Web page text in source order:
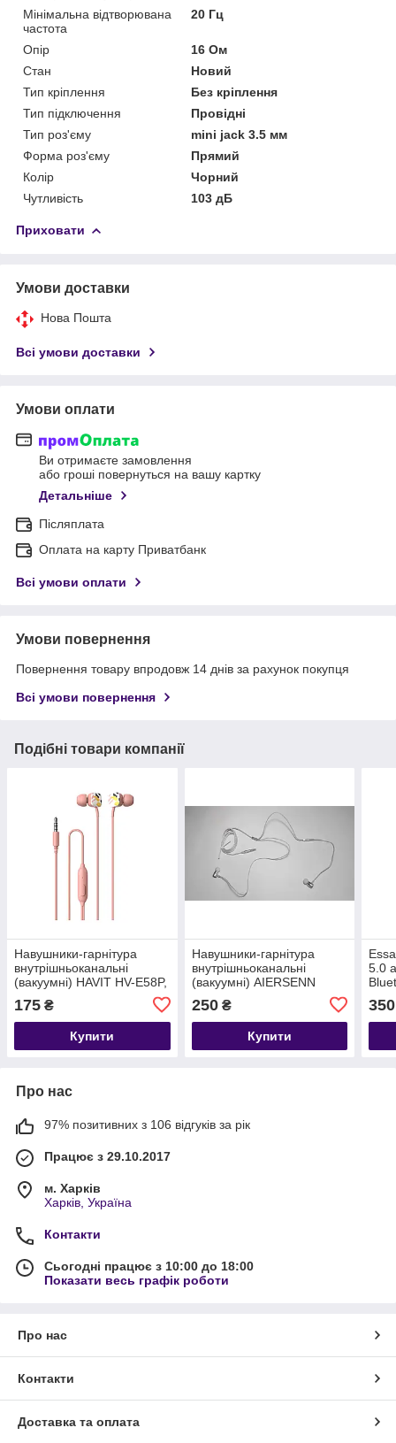
Мінімальна відтворювана
частота
20 Гц
Опір
16 Ом
Стан
Новий
Тип кріплення
Без кріплення
Тип підключення
Провідні
Тип роз'єму
mini jack 3.5 мм
Форма роз'єму
Прямий
Колір
Чорний
Чутливість
103 дБ
Приховати
Умови доставки
Нова Пошта
Всі умови доставки
Умови оплати
Ви отримаєте замовлення
або гроші повернуться на вашу картку
Детальніше
Післяплата
Оплата на карту Приватбанк
Всі умови оплати
Умови повернення
Повернення товару впродовж 14 днів за рахунок покупця
Всі умови повернення
Подібні товари компанії
Навушники-гарнітура
внутрішньоканальні
(вакуумні) HAVIT HV-E58P,
175 ₴
Купити
Навушники-гарнітура
внутрішньоканальні
(вакуумні) AIERSENN
250₴
Купити
5.0
350
Про нас
97% позитивних з 106 відгуків за рік
Працює з 29.10.2017
м. Харків
Харків, Україна
Контакти
Сьогодні працює з 10:00 до 18:00
Показати весь графік роботи
Про нас
Контакти
Доставка та оплата